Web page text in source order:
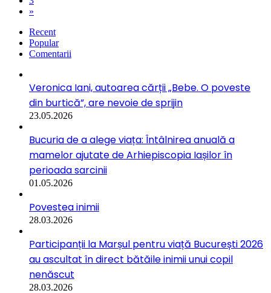
»
Recent
Popular
Comentarii
Veronica Iani, autoarea cărții „Bebe. O poveste
din burtică”, are nevoie de sprijin
23.05.2026
Bucuria de a alege viața: Întâlnirea anuală a
mamelor ajutate de Arhiepiscopia Iașilor în
perioada sarcinii
01.05.2026
Povestea inimii
28.03.2026
Participanții la Marșul pentru viață București 2026
au ascultat în direct bătăile inimii unui copil
nenăscut
28.03.2026